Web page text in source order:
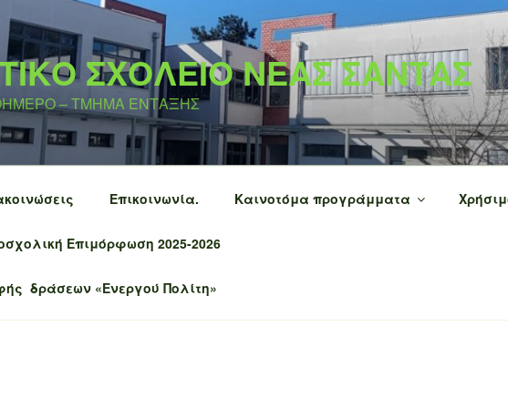
ΣΧΟΛΕΙΟ ΝΕΑΣ ΣΑΝΤΑΣ
– ΤΜΗΜΑ ΕΝΤΑΞΗΣ
Επικοινωνία. Καινοτόμα προγράμματα
Επιμόρφωση 2025-2026
δράσεων «Ενεργού Πολίτη»